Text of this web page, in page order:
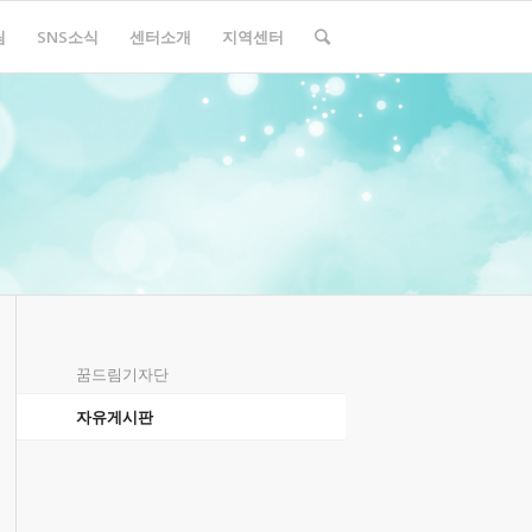
SNS소식 센터소개 지역센터
꿈드림기자단
자유게시판